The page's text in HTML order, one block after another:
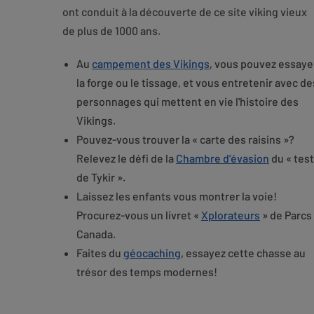
ont conduit à la découverte de ce site viking vieux
de plus de 1000 ans.
Au campement des Vikings, vous pouvez
la forge ou le tissage, et vous entretenir avec
personnages qui mettent en vie l'histoire des
Vikings.
Pouvez-vous trouver la « carte des raisins »?
Relevez le défi de la Chambre d’évasion du « test
de Tykir ».
Laissez les enfants vous montrer la voie!
Procurez-vous un livret « Xplorateurs » de Parcs
Canada.
Faites du géocaching, essayez cette chasse au
trésor des temps modernes!